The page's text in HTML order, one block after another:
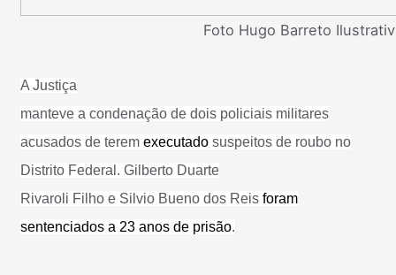
Foto Hugo Barreto
A Justiça
manteve a condenação de dois policiais militares
acusados de terem executado suspeitos de roubo no
Distrito Federal. Gilberto Duarte
Rivaroli Filho e Silvio Bueno dos Reis foram
sentenciados a 23 anos de prisão.